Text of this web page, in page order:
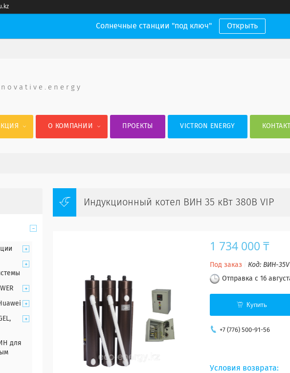
Солнечные станции "под ключ" Открыть
o v a t i v e . e n e r g y
О КОМПАНИИ ПРОЕКТЫ VICTRON ENERGY
Индукционный котел ВИН 35 кВт 380В VIP
1 734 000 ₸
Под заказ Код: ВИН-35V
Отправка с 16
Купить
+7 (776) 500-91-56
для